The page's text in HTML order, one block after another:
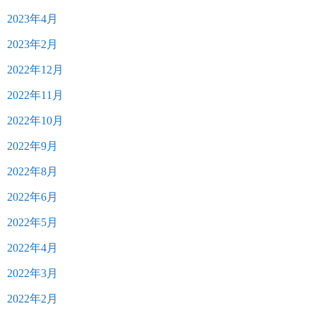
2023年4月
2023年2月
2022年12月
2022年11月
2022年10月
2022年9月
2022年8月
2022年6月
2022年5月
2022年4月
2022年3月
2022年2月